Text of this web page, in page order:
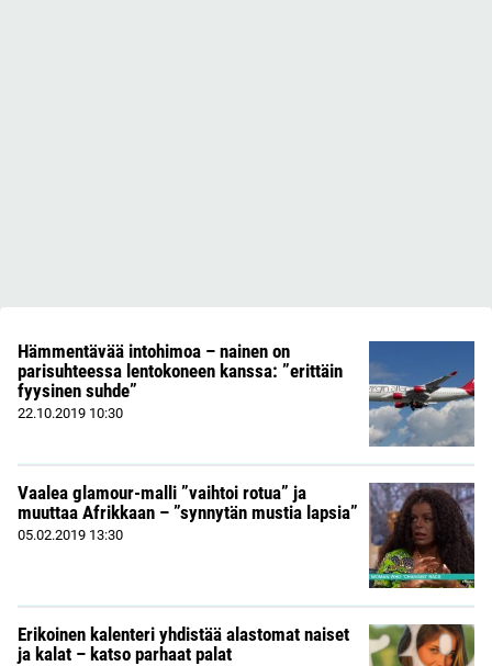
Hämmentävää intohimoa – nainen on
parisuhteessa lentokoneen kanssa: ”erittäin
fyysinen suhde”
22.10.2019 10:30
Vaalea glamour-malli ”vaihtoi rotua” ja
muuttaa Afrikkaan – ”synnytän mustia lapsia”
05.02.2019 13:30
Erikoinen kalenteri yhdistää alastomat naiset
ja kalat – katso parhaat palat